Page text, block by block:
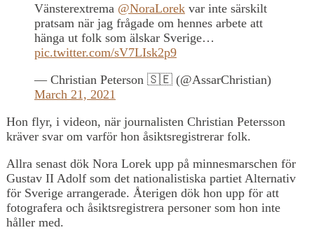
Vänsterextrema @NoraLorek var inte särskilt
pratsam när jag frågade om hennes arbete att
hänga ut folk som älskar Sverige…
pic.twitter.com/sV7LIsk2p9
— Christian Peterson 🇸🇪 (@AssarChristian)
March 21, 2021
Hon flyr, i videon, när journalisten Christian Petersson
kräver svar om varför hon åsiktsregistrerar folk.
Allra senast dök Nora Lorek upp på minnesmarschen för
Gustav II Adolf som det nationalistiska partiet Alternativ
för Sverige arrangerade. Återigen dök hon upp för att
fotografera och åsiktsregistrera personer som hon inte
håller med.